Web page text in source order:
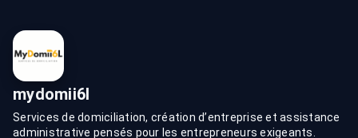
mydomii6l
Services de domiciliation, création d’entreprise et assistance
administrative pensés pour les entrepreneurs exigeants.